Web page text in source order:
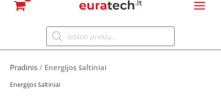
Products
search
Pradinis / Energijos šaltiniai
Energijos šaltiniai